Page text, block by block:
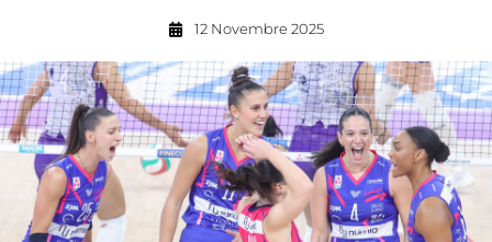
12 Novembre 2025